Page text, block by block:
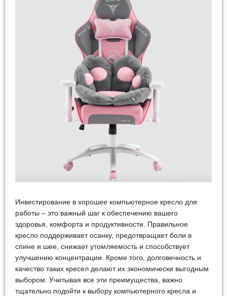
Инвестирование в хорошее компьютерное кресло для
работы – это важный шаг к обеспечению вашего
здоровья, комфорта и продуктивности. Правильное
кресло поддерживает осанку, предотвращает боли в
спине и шее, снижает утомляемость и способствует
улучшению концентрации. Кроме того, долговечность и
качество таких кресел делают их экономически выгодным
выбором. Учитывая все эти преимущества, важно
тщательно подойти к выбору компьютерного кресла и